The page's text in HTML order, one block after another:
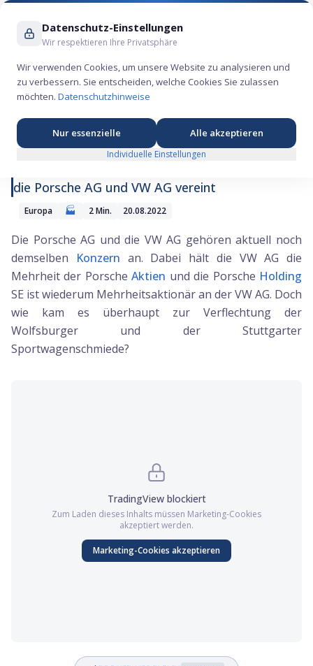
Suche ...
Vereinigung der Porsche AG und VW AG
die Porsche AG und VW AG vereint
Europa 🏭 2Min. 20.08.2022
Die Porsche AG und die VW AG gehören aktuell noch
demselben
Konzern an. Dabei hält die VW AG die
Mehrheit der PorscheAktien und die Porsche Holding
SE ist wiederum Mehrheitsaktionär an der VW AG. Doch
wie kam es überhaupt zur Verflechtung der
Wolfsburger und der Stuttgarter
Sportwagenschmiede?
TradingViewblockiert
Zum Laden dieses Inhalts müssen Marketing-Cookies
akzeptiert werden.
Marketing-Cookies akzeptieren
Datenschutz-Einstellungen
Wir respektieren Ihre Privatsphäre
Wir verwenden Cookies, um unsere Website zu analysieren und
zu verbessern. Sie entscheiden, welche Cookies Sie zulassen
möchten. Datenschutzhinweise
Nur essenzielle Alle akzeptieren
Individuelle Einstellungen